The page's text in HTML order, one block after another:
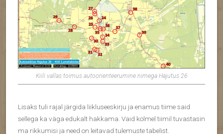
Kiili vallas toimus autoorienteerumine nimega Hajutus 26
Lisaks tuli rajal järgida liikluseeskirju ja enamus tiime said
sellega ka väga edukalt hakkama. Vaid kolmel tiimil tuvastasin
ma rikkumisi ja need on leitavad tulemuste tabelist.